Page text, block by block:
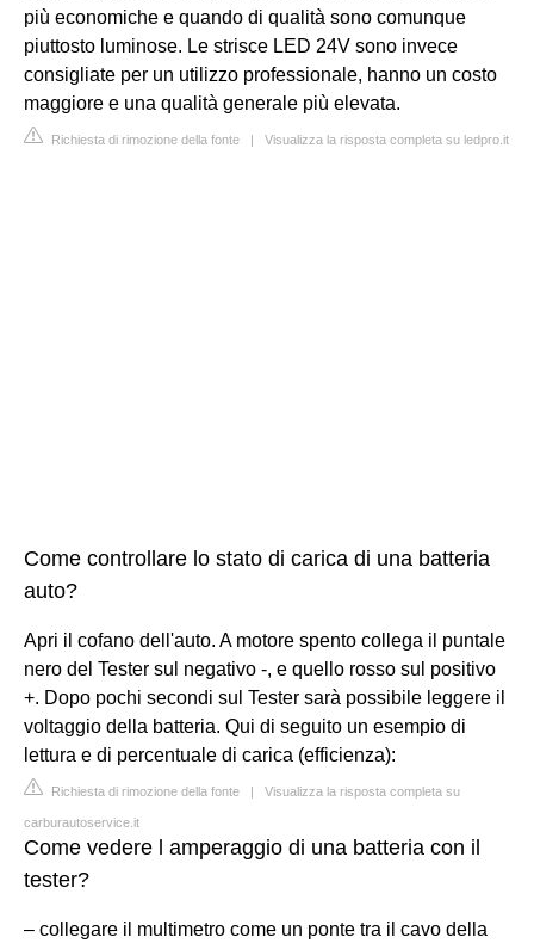
più economiche e quando di qualità sono comunque
piuttosto luminose. Le strisce LED 24V sono invece
consigliate per un utilizzo professionale, hanno un costo
maggiore e una qualità generale più elevata.
Richiesta di rimozione della fonte | Visualizza la risposta completa su ledpro.it
Come controllare lo stato di carica di una batteria
auto?
Apri il cofano dell'auto. A motore spento collega il puntale
nero del Tester sul negativo -, e quello rosso sul positivo
+. Dopo pochi secondi sul Tester sarà possibile leggere il
voltaggio della batteria. Qui di seguito un esempio di
lettura e di percentuale di carica (efficienza):
Richiesta di rimozione della fonte | Visualizza la risposta completa su
carburautoservice.it
Come vedere l amperaggio di una batteria con il
tester?
– collegare il multimetro come un ponte tra il cavo della